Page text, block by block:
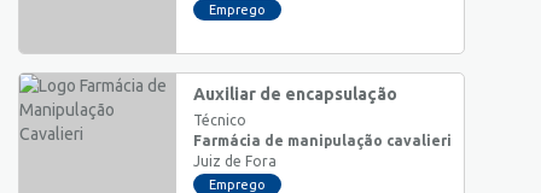
Emprego
Auxiliar de encapsulação
Técnico
Farmácia de manipulação cavalieri
Juiz de Fora
Emprego